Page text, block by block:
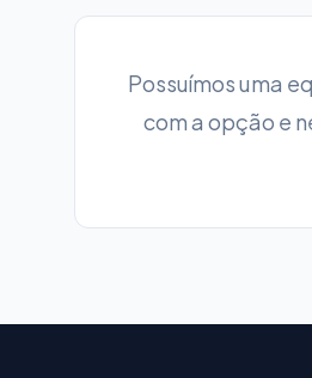
Possuímos uma
com a opção e